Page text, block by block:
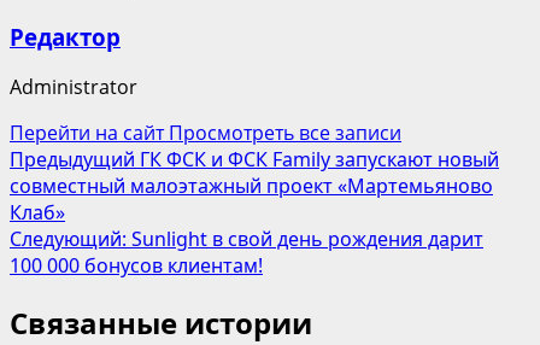
Редактор
Administrator
Перейти на сайтПросмотреть все записи
Навигация
записи
Предыдущий ГК ФСК и ФСК Family запускают новый
совместный малоэтажный проект «Мартемьяново
Клаб»
Следующий: Sunlight в свой день рождения дарит
100 000 бонусов клиентам!
Связанные истории